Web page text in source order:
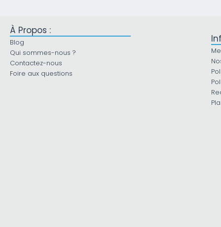
À Propos :
Blog
Qui sommes-nous ?
Contactez-nous
Foire aux questions